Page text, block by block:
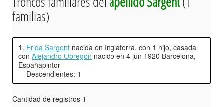
familias)
1. Frida Sargent nacida en Inglaterra, con 1 hijo, casada
con Alejandro Obregón nacido en 4 jun 1920 Barcelona,
Españapintor
Descendientes: 1
Cantidad de registros 1